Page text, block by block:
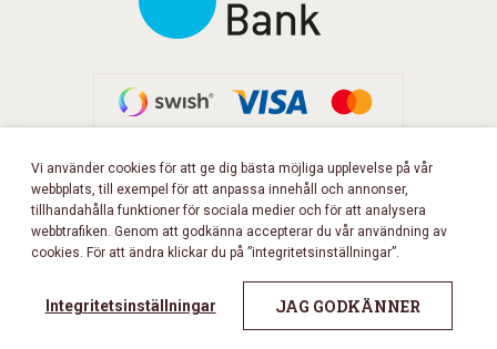
FÖLJ OSS PÅ FACEBOOK!
Vi använder cookies för att ge dig bästa möjliga upplevelse på vår
webbplats, till exempel för att anpassa innehåll och annonser,
tillhandahålla funktioner för sociala medier och för att analysera
webbtrafiken. Genom att godkänna accepterar du vår användning av
cookies. För att ändra klickar du på ”integritetsinställningar”.
Integritetsinställningar JAG GODKÄNNER